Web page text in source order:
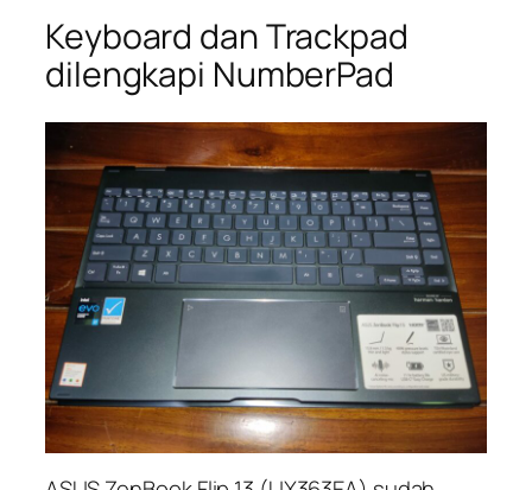
Keyboard dan Trackpad
dilengkapi NumberPad